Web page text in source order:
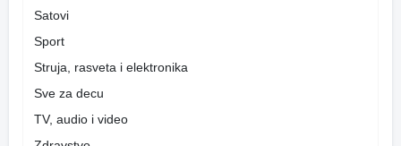
Satovi
Sport
Struja, rasveta i elektronika
Sve za decu
TV, audio i video